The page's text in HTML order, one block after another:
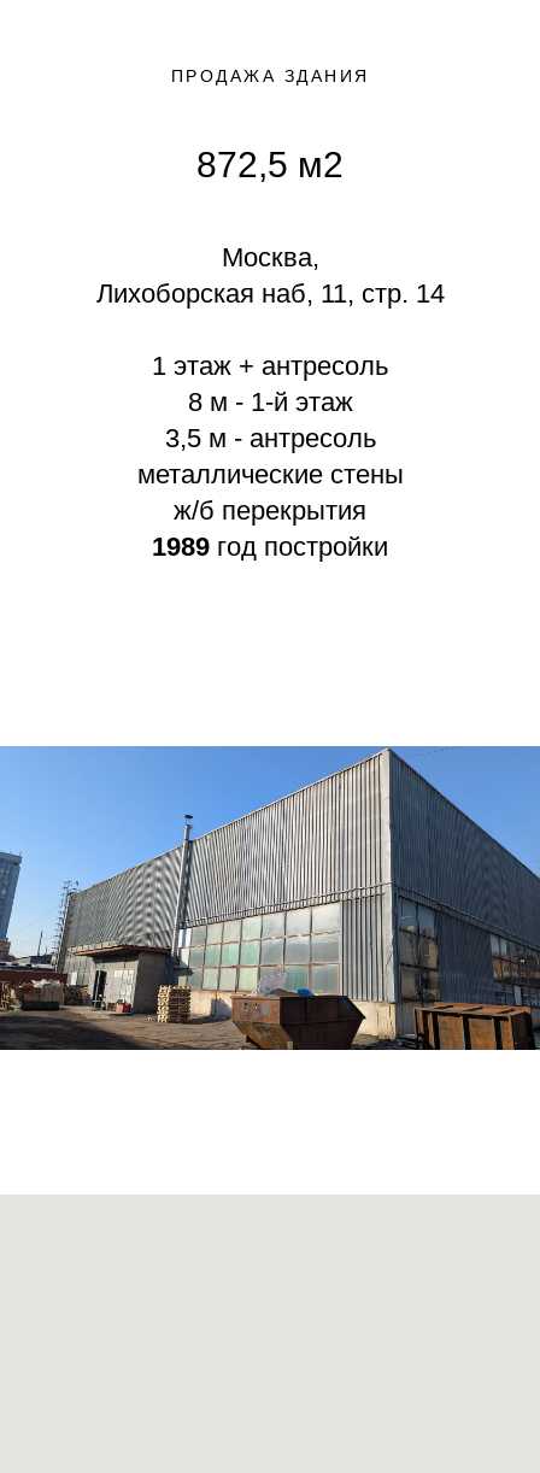
ПРОДАЖА ЗДАНИЯ
872,5 м2
Москва,
Лихоборская наб, 11, стр. 14
1 этаж + антресоль
8 м - 1-й этаж
3,5 м - антресоль
металлические стены
ж/б перекрытия
1989 год постройки